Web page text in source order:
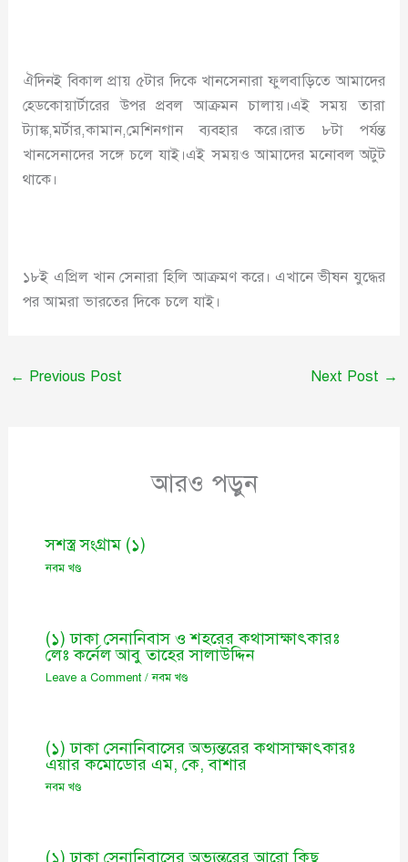
ঐদিনই বিকাল প্রায় ৫টার দিকে খানসেনারা ফুলবাড়িতে আমাদের
হেডকোয়ার্টারের উপর প্রবল আক্রমন চালায়।এই সময় তারা
ট্যাঙ্ক,মর্টার,কামান,মেশিনগান ব্যবহার করে।রাত ৮টা পর্যন্ত
খানসেনাদের সঙ্গে চলে যাই।এই সময়ও আমাদের মনোবল অটুট
থাকে।
১৮ই এপ্রিল খান সেনারা হিলি আক্রমণ করে। এখানে ভীষন যুদ্ধের
পর আমরা ভারতের দিকে চলে যাই।
← Previous Post Next Post →
আরও পড়ুন
সশস্ত্র সংগ্রাম (১)
নবম খণ্ড
(১) ঢাকা সেনানিবাস ও শহরের কথাসাক্ষাৎকারঃ
লেঃ কর্নেল আবু তাহের সালাউদ্দিন
Leave a Comment /নবম খণ্ড
(১) ঢাকা সেনানিবাসের অভ্যন্তরের কথাসাক্ষাৎকারঃ
এয়ার কমোডোর এম, কে, বাশার
নবম খণ্ড
(১) ঢাকা সেনানিবাসের অভ্যন্তরের আরো কিছু